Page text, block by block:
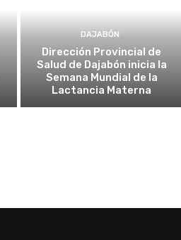
DAJABÓN
Dirección Provincial de
Salud de Dajabón inicia la
Semana Mundial de la
Lactancia Materna